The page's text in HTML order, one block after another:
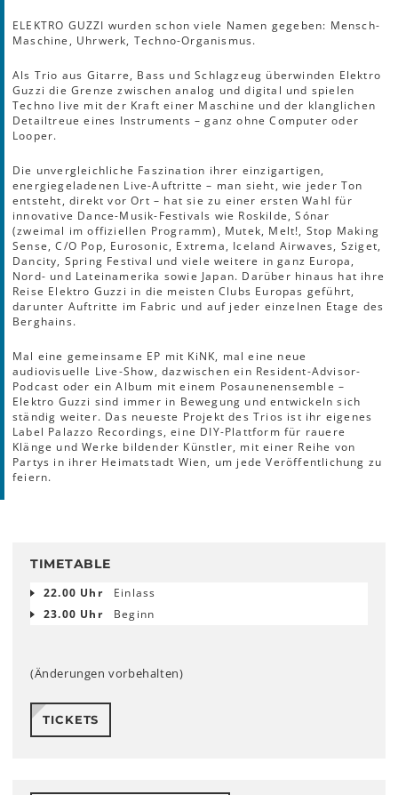
ELEKTRO GUZZI wurden schon viele Namen gegeben: Mensch-
Maschine, Uhrwerk, Techno-Organismus.
Als Trio aus Gitarre, Bass und Schlagzeug überwinden Elektro
Guzzi die Grenze zwischen analog und digital und spielen
Techno live mit der Kraft einer Maschine und der klanglichen
Detailtreue eines Instruments – ganz ohne Computer oder
Looper.
Die unvergleichliche Faszination ihrer einzigartigen,
energiegeladenen Live-Auftritte – man sieht, wie jeder Ton
entsteht, direkt vor Ort – hat sie zu einer ersten Wahl für
innovative Dance-Musik-Festivals wie Roskilde, Sónar
(zweimal im offiziellen Programm), Mutek, Melt!, Stop Making
Sense, C/O Pop, Eurosonic, Extrema, Iceland Airwaves, Sziget,
Dancity, Spring Festival und viele weitere in ganz Europa,
Nord- und Lateinamerika sowie Japan. Darüber hinaus hat ihre
Reise Elektro Guzzi in die meisten Clubs Europas geführt,
darunter Auftritte im Fabric und auf jeder einzelnen Etage des
Berghains.
Mal eine gemeinsame EP mit KiNK, mal eine neue
audiovisuelle Live-Show, dazwischen ein Resident-Advisor-
Podcast oder ein Album mit einem Posaunenensemble –
Elektro Guzzi sind immer in Bewegung und entwickeln sich
ständig weiter. Das neueste Projekt des Trios ist ihr eigenes
Label Palazzo Recordings, eine DIY-Plattform für rauere
Klänge und Werke bildender Künstler, mit einer Reihe von
Partys in ihrer Heimatstadt Wien, um jede Veröffentlichung zu
feiern.
TIMETABLE
22.00 Uhr
Einlass
23.00 Uhr
Beginn
(Änderungen vorbehalten)
TICKETS